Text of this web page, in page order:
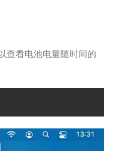
查看电池电量随时间的